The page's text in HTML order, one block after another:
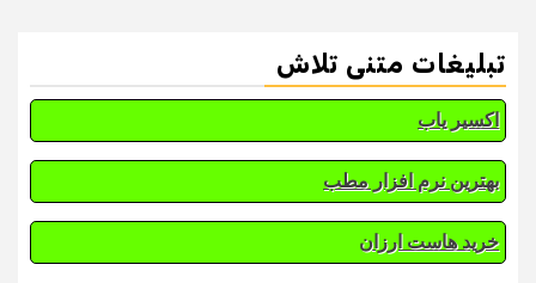
تبلیغات متنی تلاش
اکسیر یاب
بهترین نرم افزار مطب
خرید هاست ارزان